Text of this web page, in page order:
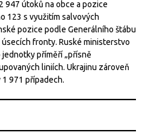
947 útoků na obce a pozice
123 s využitím salvových
pozice podle Generálního štábu
fronty. Ruské ministerstvo
příměří „přísně
liniích. Ukrajinu zároveň
971 případech.